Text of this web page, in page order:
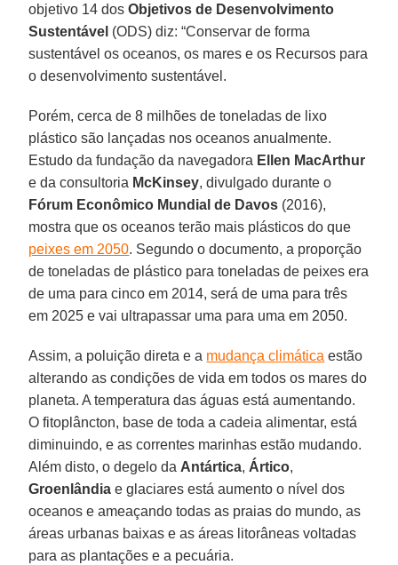
objetivo 14 dosObjetivos de Desenvolvimento
Sustentável (ODS) diz: “Conservar de forma
sustentável os oceanos, os mares e os Recursos para
o desenvolvimento sustentável.
Porém, cerca de 8 milhões de toneladas de lixo
plástico são lançadas nos oceanos anualmente.
Estudo da fundação da navegadora Ellen MacArthur
e da consultoria McKinsey, divulgado durante o
Fórum Econômico Mundial de Davos (2016),
mostra que os oceanos terão mais plásticos do que
peixes em 2050. Segundo o documento, a proporção
de toneladas de plástico para toneladas de peixes era
de uma para cinco em 2014, será de uma para três
em 2025 e vai ultrapassar uma para uma em 2050.
Assim, a poluição direta e a mudança climática estão
alterando as condições de vida em todos os mares do
planeta. A temperatura das águas está aumentando.
O fitoplâncton, base de toda a cadeia alimentar, está
diminuindo, e as correntes marinhas estão mudando.
Além disto, o degelo da Antártica, Ártico,
Groenlândia e glaciares está aumento o nível dos
oceanos e ameaçando todas as praias do mundo, as
áreas urbanas baixas e as áreas litorâneas voltadas
para as plantações e a pecuária.